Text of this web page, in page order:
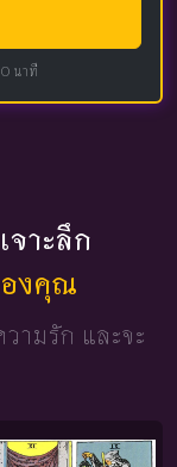
นาที
าะลึก
งคุณ
ามรัก และจะ